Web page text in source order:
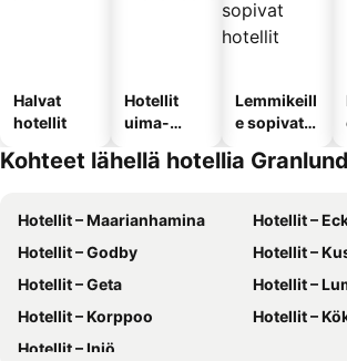
Halvat
hotellit
Hotellit
uima-
Lemmikeill
e sopivat
Kohteet lähellä hotellia
Hotellit – Maarianhamina
Hotellit –
Hotellit – Godby
Hotellit –
Hotellit – Geta
Hotellit –
Hotellit – Korppoo
Hotellit –
Hotellit – Iniö